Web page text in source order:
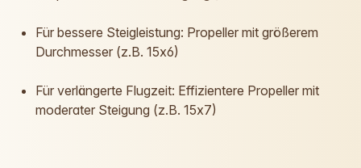
Für bessere Steigleistung: Propeller mit größerem
Durchmesser (z.B. 15x6)
Für verlängerte Flugzeit: Effizientere Propeller mit
moderater Steigung (z.B. 15x7)